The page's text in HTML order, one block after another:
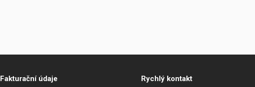
Fakturační údaje
Rychlý kontakt